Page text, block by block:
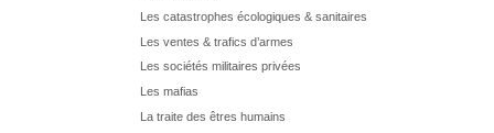
Les catastrophes écologiques & sanitaires
Les ventes & trafics d’armes
Les sociétés militaires privées
Les mafias
La traite des êtres humains